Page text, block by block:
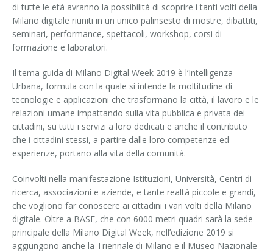
di tutte le età avranno la possibilità di scoprire i tanti volti della
Milano digitale riuniti in un unico palinsesto di mostre, dibattiti,
seminari, performance, spettacoli, workshop, corsi di
formazione e laboratori.
Il tema guida di Milano Digital Week 2019 è l’Intelligenza
Urbana, formula con la quale si intende la moltitudine di
tecnologie e applicazioni che trasformano la città, il lavoro e le
relazioni umane impattando sulla vita pubblica e privata dei
cittadini, su tutti i servizi a loro dedicati e anche il contributo
che i cittadini stessi, a partire dalle loro competenze ed
esperienze, portano alla vita della comunità.
Coinvolti nella manifestazione Istituzioni, Università, Centri di
ricerca, associazioni e aziende, e tante realtà piccole e grandi,
che vogliono far conoscere ai cittadini i vari volti della Milano
digitale. Oltre a BASE, che con 6000 metri quadri sarà la sede
principale della Milano Digital Week, nell’edizione 2019 si
aggiungono anche la Triennale di Milano e il Museo Nazionale